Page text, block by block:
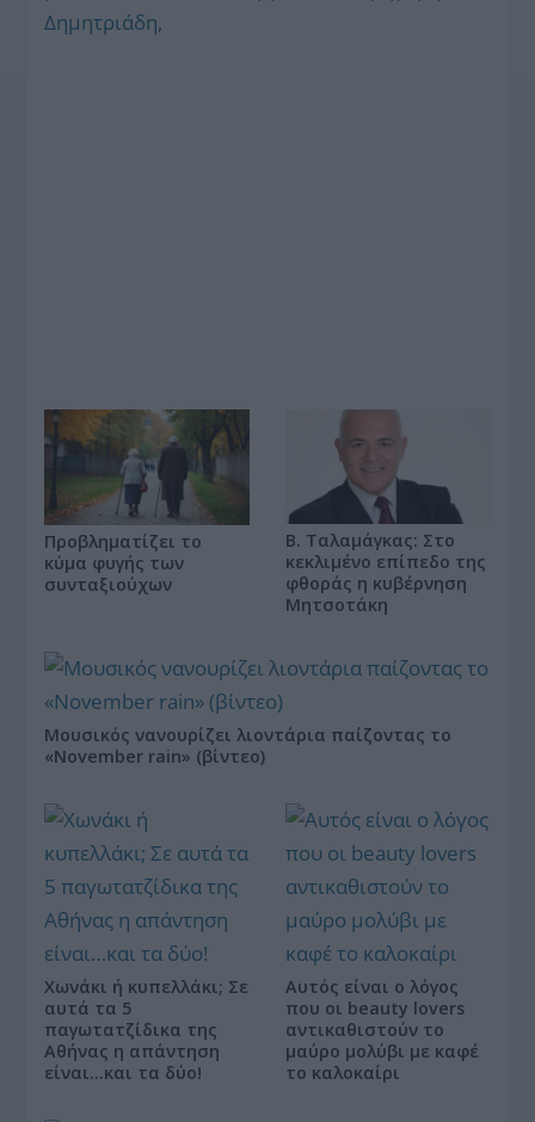
Δημητριάδη,
Προβληματίζει το
κύμα φυγής των
συνταξιούχων
Β. Ταλαμάγκας: Στο
κεκλιμένο επίπεδο της
φθοράς η κυβέρνηση
Μητσοτάκη
Μουσικός νανουρίζει λιοντάρια παίζοντας το
«November rain» (βίντεο)
Χωνάκι ή κυπελλάκι; Σε
αυτά τα 5
παγωτατζίδικα της
Αθήνας η απάντηση
είναι…και τα δύο!
Αυτός είναι ο λόγος
που οι beauty lovers
αντικαθιστούν το
μαύρο μολύβι με καφέ
το καλοκαίρι